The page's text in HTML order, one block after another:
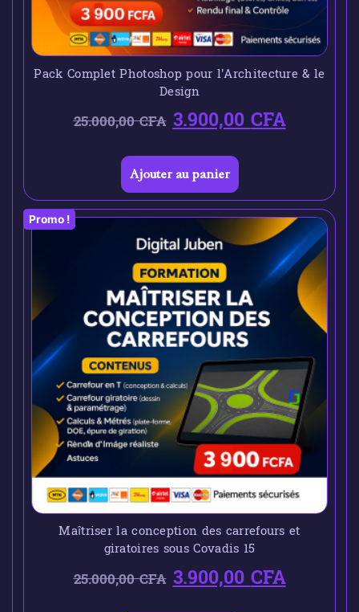
Pack Complet Photoshop pour l’Architecture & le
Design
25.000,00CFA 3.900,00CFA
Ajouter au panier
Promo !
Maîtriser la conception des carrefours et
giratoires sous Covadis 15
25.000,00CFA 3.900,00CFA